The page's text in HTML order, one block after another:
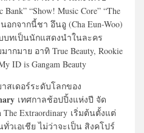
“Show! Music Core” “The
นอกจากนี้ชา อึนอู (Cha Eun-Woo)
บทเป็นนักแสดงนำในละคร
กมาย อาทิ True Beauty, Rookie
ID is Gangam Beauty
สเดอร์ระดับโลกของ
เทศกาลช้อปปิ้งแห่งปี จัด
Extraordinary เริ่มต้นตั้งแต่
เอเชีย ไม่ว่าจะเป็น สิงคโปร์